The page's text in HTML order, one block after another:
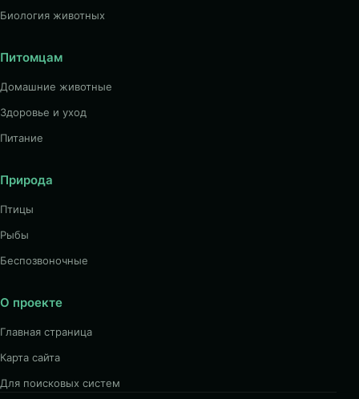
Биология животных
Питомцам
Домашние животные
Здоровье и уход
Питание
Природа
Птицы
Рыбы
Беспозвоночные
О проекте
Главная страница
Карта сайта
Для поисковых систем